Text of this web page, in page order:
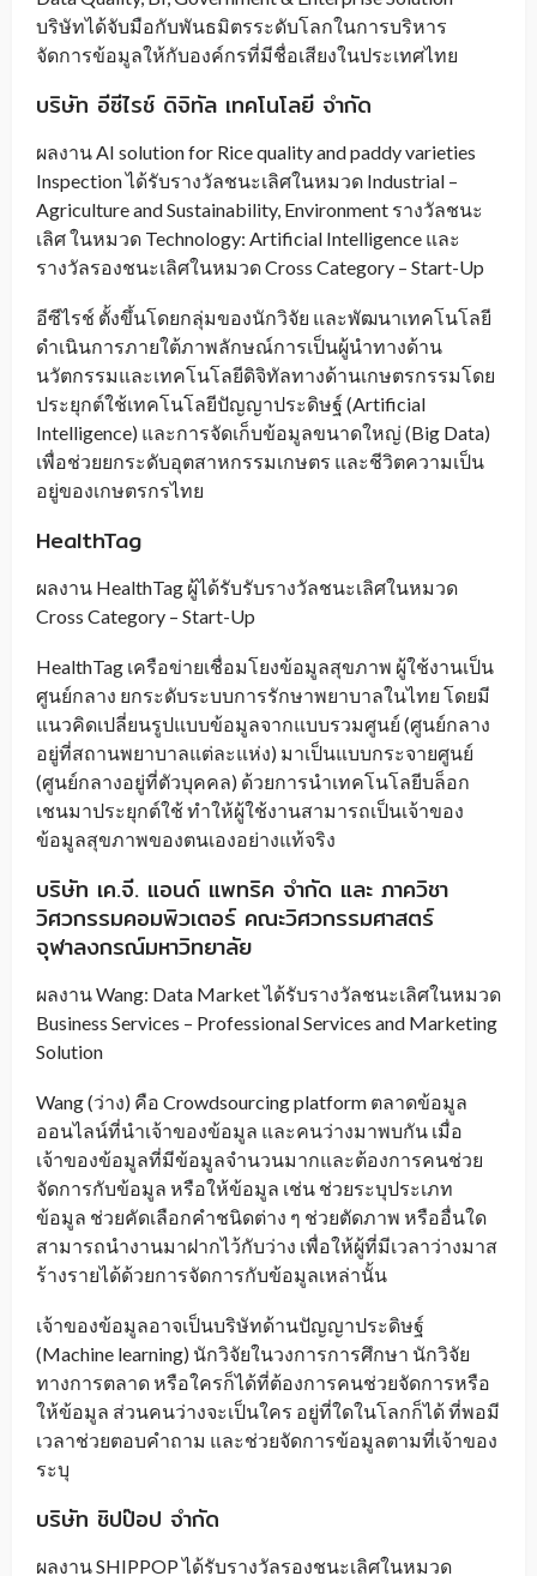
บริษัทได้จับมือกับพันธมิตรระดับโลกในการบริหาร
จัดการข้อมูลให้กับองค์กรที่มีชื่อเสียงในประเทศไทย
บริษัท อีซีไรช์ ดิจิทัล เทคโนโลยี จำกัด
ผลงาน AI solution for Rice quality and paddy varieties
Inspection ได้รับรางวัลชนะเลิศในหมวด Industrial –
Agriculture and Sustainability, Environment รางวัลชนะ
เลิศ ในหมวด Technology: Artificial Intelligence และ
รางวัลรองชนะเลิศในหมวด Cross Category – Start-Up
อีซีไรช์ ตั้งขึ้นโดยกลุ่มของนักวิจัย และพัฒนาเทคโนโลยี
ดำเนินการภายใต้ภาพลักษณ์การเป็นผู้นำทางด้าน
นวัตกรรมและเทคโนโลยีดิจิทัลทางด้านเกษตรกรรมโดย
ประยุกต์ใช้เทคโนโลยีปัญญาประดิษฐ์ (Artificial
Intelligence) และการจัดเก็บข้อมูลขนาดใหญ่ (Big Data)
เพื่อช่วยยกระดับอุตสาหกรรมเกษตร และชีวิตความเป็น
อยู่ของเกษตรกรไทย
HealthTag
ผลงาน HealthTag ผู้ได้รับรับรางวัลชนะเลิศในหมวด
Cross Category – Start-Up
HealthTag เครือข่ายเชื่อมโยงข้อมูลสุขภาพ ผู้ใช้งานเป็น
ศูนย์กลาง ยกระดับระบบการรักษาพยาบาลในไทย โดยมี
แนวคิดเปลี่ยนรูปแบบข้อมูลจากแบบรวมศูนย์ (ศูนย์กลาง
อยู่ที่สถานพยาบาลแต่ละแห่ง) มาเป็นแบบกระจายศูนย์
(ศูนย์กลางอยู่ที่ตัวบุคคล) ด้วยการนำเทคโนโลยีบล็อก
เชนมาประยุกต์ใช้ ทำให้ผู้ใช้งานสามารถเป็นเจ้าของ
ข้อมูลสุขภาพของตนเองอย่างแท้จริง
บริษัท เค.จี. แอนด์ แพทริค จำกัด และ ภาควิชา
วิศวกรรมคอมพิวเตอร์ คณะวิศวกรรมศาสตร์​
จุฬาลงกรณ์​มหาวิทยาลัย​
ผลงาน Wang: Data Market ได้รับรางวัลชนะเลิศในหมวด
Business Services – Professional Services and Marketing
Solution
Wang (ว่าง) คือ Crowdsourcing platform ตลาดข้อมูล
ออนไลน์ที่นำเจ้าของข้อมูล และคนว่างมาพบกัน เมื่อ
เจ้าของข้อมูลที่มีข้อมูลจำนวนมากและต้องการคนช่วย
จัดการกับข้อมูล หรือให้ข้อมูล เช่น ช่วยระบุประเภท
ข้อมูล ช่วยคัดเลือกคำชนิดต่าง ๆ ช่วยตัดภาพ หรืออื่นใด
สามารถนำงานมาฝากไว้กับว่าง เพื่อให้ผู้ที่มีเวลาว่างมาส
ร้างรายได้ด้วยการจัดการกับข้อมูลเหล่านั้น
เจ้าของข้อมูลอาจเป็นบริษัทด้านปัญญาประดิษฐ์
(Machine learning) นักวิจัยในวงการการศึกษา นักวิจัย
ทางการตลาด หรือใครก็ได้ที่ต้องการคนช่วยจัดการหรือ
ให้ข้อมูล ส่วนคนว่างจะเป็นใคร อยู่ที่ใดในโลกก็ได้ ที่พอมี
เวลาช่วยตอบคำถาม และช่วยจัดการข้อมูลตามที่เจ้าของ
ระบุ
บริษัท ชิปป๊อป จำกัด
ผลงาน SHIPPOP ได้รับรางวัลรองชนะเลิศในหมวด